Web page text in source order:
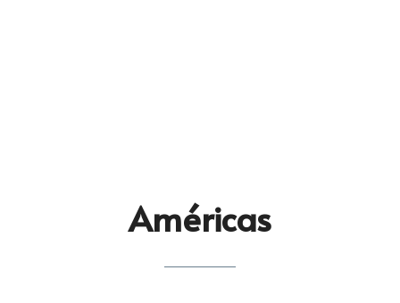
Américas